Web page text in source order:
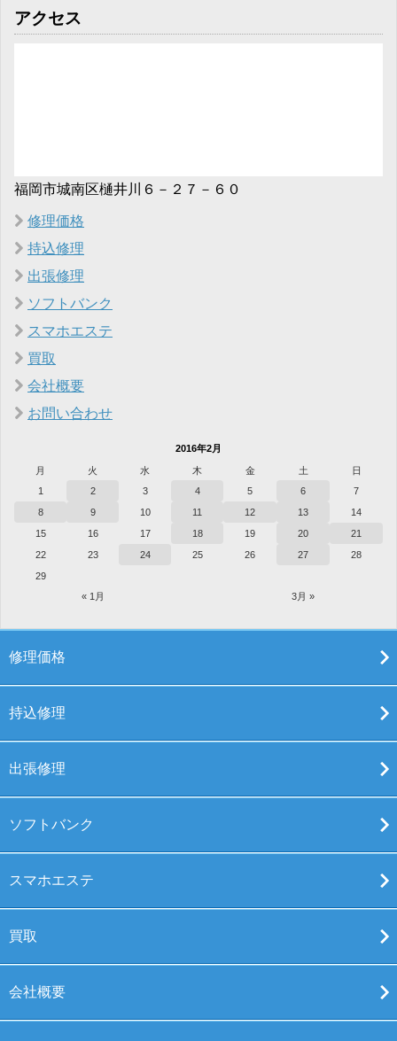
アクセス
福岡市城南区樋井川６－２７－６０
修理価格
持込修理
出張修理
ソフトバンク
スマホエステ
買取
会社概要
お問い合わせ
2016年2月
月 火 水 木 金 土 日
« 1月 3月 »
1 2 3 4 5 6
7
8
9 10 11 12 13
14
15
16 17 18 19 20
21
22
23 24 25 26 27
28
29
修理価格
持込修理
出張修理
ソフトバンク
スマホエステ
買取
会社概要